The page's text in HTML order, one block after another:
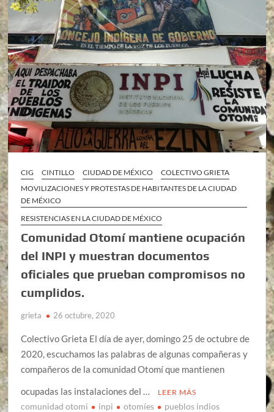
CIG CINTILLO CIUDAD DE MÉXICO
COLECTIVO GRIETA
MOVILIZACIONES Y PROTESTAS DE HABITANTES DE LA CIUDAD
DE MÉXICO
RESISTENCIAS EN LA CIUDAD DE MÉXICO
Comunidad Otomí mantiene ocupación
del INPI y muestran documentos
oficiales que prueban compromisos no
cumplidos.
grieta 26 octubre, 2020
Colectivo Grieta El día de ayer, domingo 25 de octubre de
2020, escuchamos las palabras de algunas compañeras y
compañeros de la comunidad Otomí que mantienen
ocupadas las instalaciones del …
LEER MÁS
comunidad otomi inpi otomíes pueblos indios